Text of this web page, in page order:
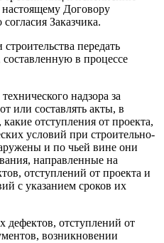
Договору
Заказчика.
передать
в процессе
надзора за
или составлять акты, в
отступления от проекта,
условий при строительно-
и по чьей вине они
направленные на
отступлений от проекта и
с указанием сроков их
отступлений от
возникновении